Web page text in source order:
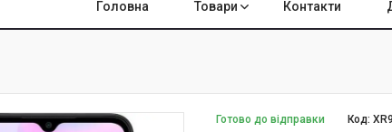
Головна Товари Контакти
Готово до відправки Код: